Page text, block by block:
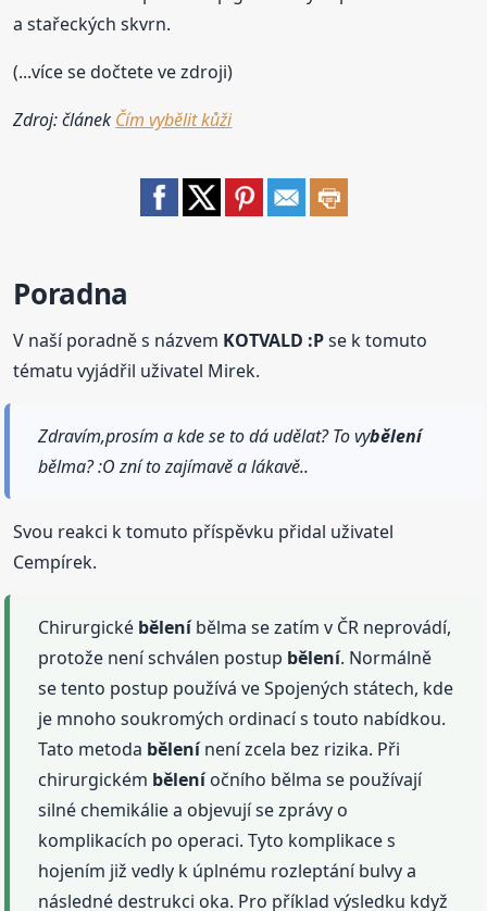
a stařeckých skvrn.
(...více se dočtete ve zdroji)
Zdroj: článek Čím vybělit kůži
Poradna
V naší poradně s názvem KOTVALD :Pse k tomuto
tématu vyjádřil uživatel Mirek.
Zdravím,prosím a kde se to dá udělat? To vybělení
bělma? :O zní to zajímavě a lákavě..
Svou reakci k tomuto příspěvku přidal uživatel
Cempírek.
Chirurgické běleníbělma se zatím v ČR neprovádí,
protože není schválen postup bělení. Normálně
se tento postup používá ve Spojených státech, kde
je mnoho soukromých ordinací s touto nabídkou.
Tato metoda bělenínení zcela bez rizika. Při
chirurgickém běleníočního bělma se používají
silné chemikálie a objevují se zprávy o
komplikacích po operaci. Tyto komplikace s
hojením již vedly k úplnému rozleptání bulvy a
následné destrukci oka. Pro příklad výsledku když